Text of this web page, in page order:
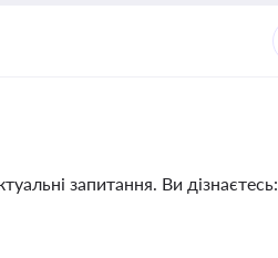
запитання. Ви дізнаєтесь: